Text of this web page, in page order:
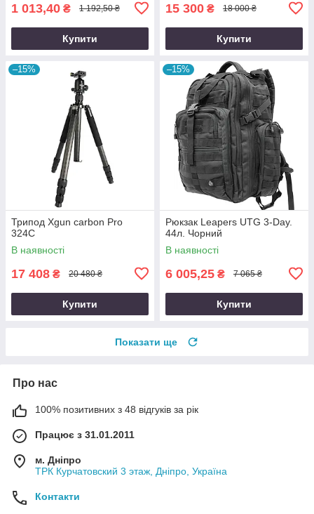
1 013,40 ₴ 1 192,50 ₴
Купити
15 300 ₴ 18 000 ₴
Купити
–15%
Трипод Xgun carbon Рro
324C
В наявності
17 408 ₴ 20 480 ₴
Купити
–15%
Рюкзак Leapers UTG 3-Day.
44л. Чорний
В наявності
6 005,25 ₴ 7 065 ₴
Купити
Показати ще
Про нас
100% позитивних з 48 відгуків за рік
Працює з 31.01.2011
м. Дніпро
ТРК Курчатовский 3 этаж, Дніпро, Україна
Контакти